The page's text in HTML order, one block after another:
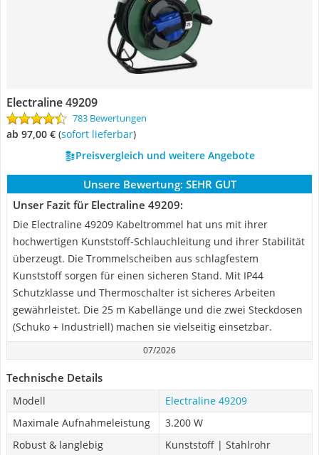
Electraline 49209
783 Bewertungen
ab 97,00 € ( Sofort lieferbar)
Preisvergleich und weitere Angebote
Unsere Bewertung: SEHR GUT
Unser Fazit für Electraline 49209:
Die Electraline 49209 Kabeltrommel hat uns mit ihrer
hochwertigen Kunststoff-Schlauchleitung und ihrer Stabilität
überzeugt. Die Trommelscheiben aus schlagfestem
Kunststoff sorgen für einen sicheren Stand. Mit IP44
Schutzklasse und Thermoschalter ist sicheres Arbeiten
gewährleistet. Die 25 m Kabellänge und die zwei Steckdosen
(Schuko + Industriell) machen sie vielseitig einsetzbar.
07/2026
Technische Details
Modell
Electraline 49209
Maximale Aufnahmeleistung
3.200 W
Robust & langlebig
Kunststoff | Stahlrohr